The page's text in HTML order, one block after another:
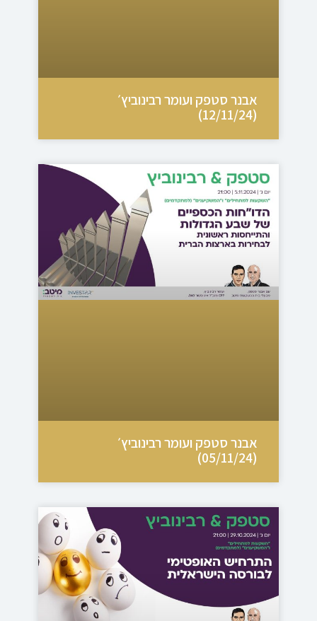
אבנר סטפק ועומר רבינוביץ׳
(12/11/24)
אבנר סטפק ועומר רבינוביץ׳
(05/11/24)